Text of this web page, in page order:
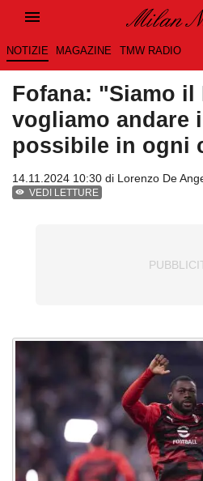
NOTIZIE MAGAZINE TMW RADIO
Fofana: "Siamo il
vogliamo andare
possibile in ogni
14.11.2024 10:30 di Lorenzo De
VEDI LETTURE